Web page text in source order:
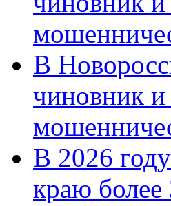
В
чиновник
В 2026
краю более